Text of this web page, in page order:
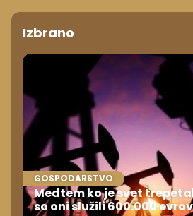
Izbrano
GOSPODARSTVO
Medtem ko je svet
so oni služili 600.000